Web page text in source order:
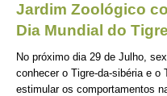
Jardim Zoológico
Dia Mundial do Tigre
No próximo dia 29 de Julho,
conhecer o Tigre-da-sibéria e o
estimular os comportamentos